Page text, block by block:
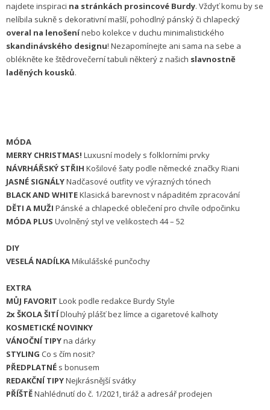
najdete inspiraci na stránkách prosincové Burdy. Vždyť komu by se
nelíbila sukně s dekorativní mašlí, pohodlný pánský či chlapecký
overal na lenošenínebo kolekce v duchu minimalistického
skandinávského designu! Nezapomínejte ani sama na sebe a
oblékněte ke štědrovečerní tabuli některý z našich slavnostně
laděných kousků.
MÓDA
MERRY CHRISTMAS! Luxusní modely s folklorními prvky
NÁVRHÁŘSKÝ STŘIH Košilové šaty podle německé značky Riani
JASNÉ SIGNÁLYNadčasové outfity ve výrazných tónech
BLACK AND WHITEKlasická barevnost v nápaditém zpracování
DĚTI A MUŽI Pánské a chlapecké oblečení pro chvíle odpočinku
MÓDA PLUS Uvolněný styl ve velikostech 44 – 52
DIY
VESELÁ NADÍLKAMikulášské punčochy
EXTRA
MŮJ FAVORIT Look podle redakce Burdy Style
2x ŠKOLA ŠITÍDlouhý plášť bez límce a cigaretové kalhoty
KOSMETICKÉ NOVINKY
VÁNOČNÍ TIPYna dárky
STYLING Co s čím nosit?
PŘEDPLATNÉ s bonusem
REDAKČNÍ TIPYNejkrásnější svátky
PŘÍŠTĚNahlédnutí do č. 1/2021, tiráž a adresář prodejen